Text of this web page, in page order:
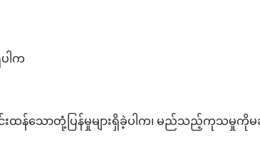
ါက
းထန်သောတုံ့ပြန်မှုများရှိခဲ့ပါက၊ မည်သည့်ကုသမှု